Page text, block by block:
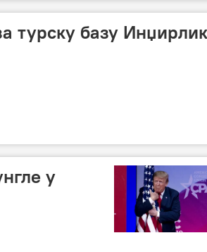
турску базу
у